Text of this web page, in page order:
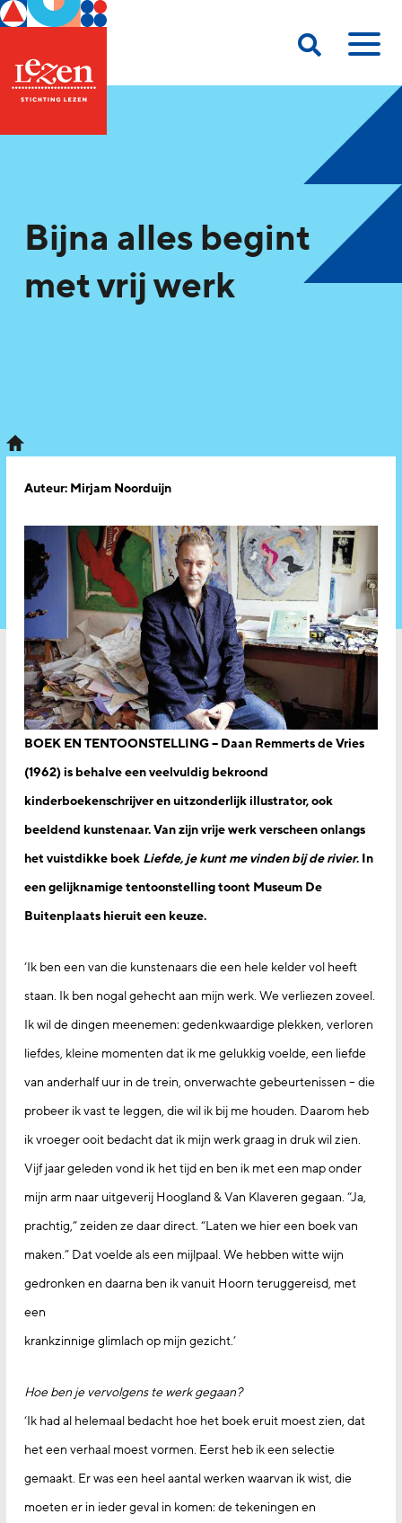
Bijna alles begint
met vrij werk
Auteur: Mirjam Noorduijn
BOEK EN TENTOONSTELLING – Daan Remmerts de Vries
(1962) is behalve een veelvuldig bekroond
kinderboekenschrijver en uitzonderlijk illustrator, ook
beeldend kunstenaar. Van zijn vrije werk verscheen onlangs
het vuistdikke boek Liefde, je kunt me vinden bij de rivier. In
een gelijknamige tentoonstelling toont Museum De
Buitenplaats hieruit een keuze.
‘Ik ben een van die kunstenaars die een hele kelder vol heeft
staan. Ik ben nogal gehecht aan mijn werk. We verliezen zoveel.
Ik wil de dingen meenemen: gedenkwaardige plekken, verloren
liefdes, kleine momenten dat ik me gelukkig voelde, een liefde
van anderhalf uur in de trein, onverwachte gebeurtenissen – die
probeer ik vast te leggen, die wil ik bij me houden. Daarom heb
ik vroeger ooit bedacht dat ik mijn werk graag in druk wil zien.
Vijf jaar geleden vond ik het tijd en ben ik met een map onder
mijn arm naar uitgeverij Hoogland & Van Klaveren gegaan. “Ja,
prachtig,” zeiden ze daar direct. “Laten we hier een boek van
maken.” Dat voelde als een mijlpaal. We hebben witte wijn
gedronken en daarna ben ik vanuit Hoorn teruggereisd, met
een
krankzinnige glimlach op mijn gezicht.’
Hoe ben je vervolgens te werk gegaan?
‘Ik had al helemaal bedacht hoe het boek eruit moest zien, dat
het een verhaal moest vormen. Eerst heb ik een selectie
gemaakt. Er was een heel aantal werken waarvan ik wist, die
moeten er in ieder geval in komen: de tekeningen en